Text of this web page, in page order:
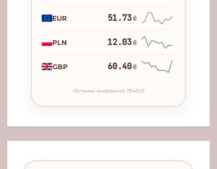
EUR 51.73₴
PLN 12.03₴
GBP 60.40₴
Останнє оновлення: 19:45:21